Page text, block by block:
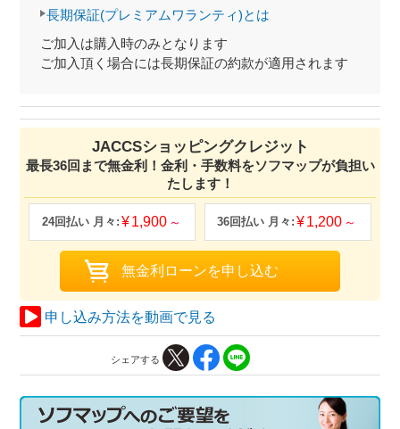
長期保証(プレミアムワランティ)とは
ご加入は購入時のみとなります
ご加入頂く場合には長期保証の約款が適用されます
JACCSショッピングクレジット
最長36回まで無金利！金利・手数料をソフマップが負担い
たします！
1,900 1,200
申し込み方法を動画で見る
シェアする